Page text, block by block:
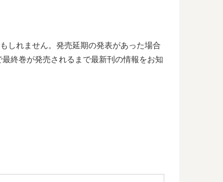
しれません。発売延期の発表があった場合
終巻が発売されるまで最新刊の情報をお知